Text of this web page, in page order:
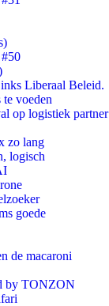
Liberaal Beleid.
voeden
op logistiek partner
zo lang
logisch
goede
de macaroni
by TONZON